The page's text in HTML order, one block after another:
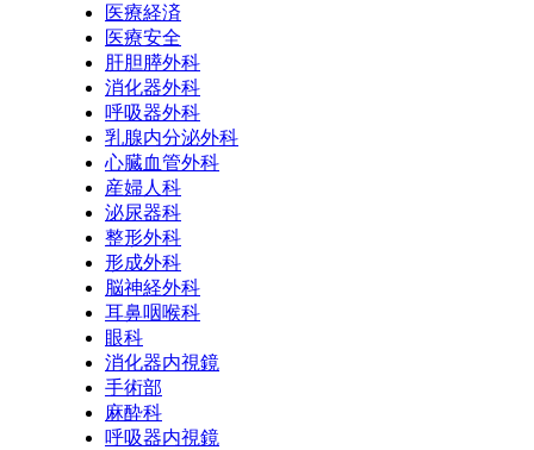
医療経済
医療安全
肝胆膵外科
消化器外科
呼吸器外科
乳腺内分泌外科
心臓血管外科
産婦人科
泌尿器科
整形外科
形成外科
脳神経外科
耳鼻咽喉科
眼科
消化器内視鏡
手術部
麻酔科
呼吸器内視鏡